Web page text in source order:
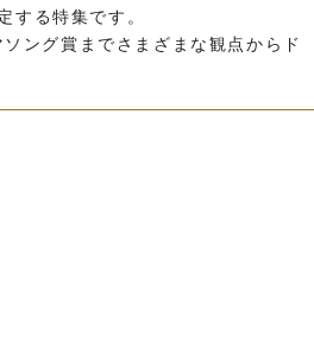
する特集です。
ング賞までさまざまな観点からド